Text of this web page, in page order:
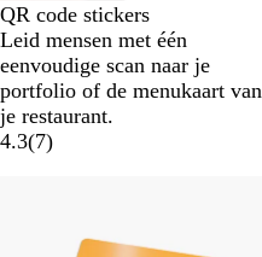
QR code stickers
Leid mensen met één
eenvoudige scan naar je
portfolio of de menukaart van
je restaurant.
4.3(7)